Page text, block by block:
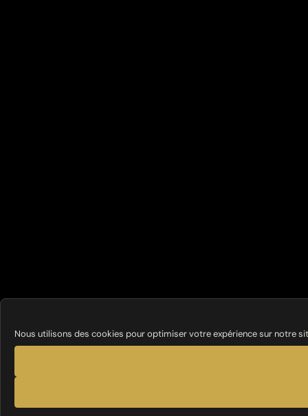
Nous utilisons des cookies pour optimiser votre expérience sur notre